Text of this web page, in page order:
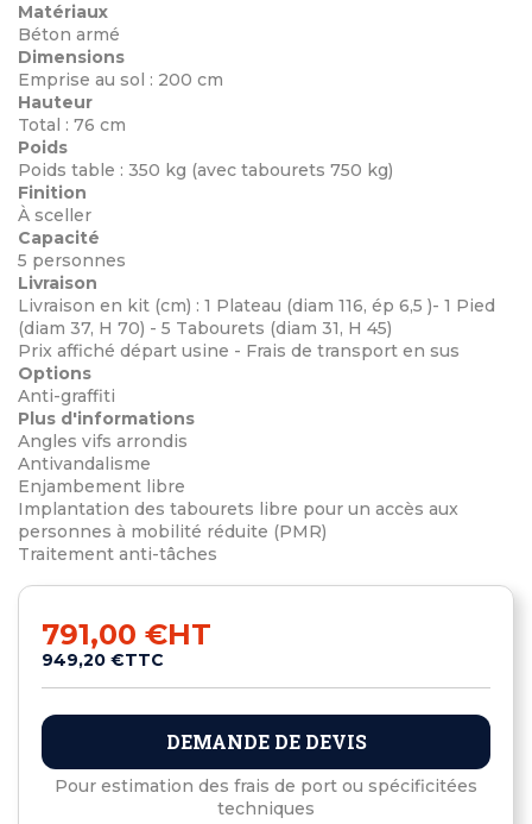
Matériaux
Béton armé
Dimensions
Emprise au sol : 200 cm
Hauteur
Total : 76 cm
Poids
Poids table : 350 kg (avec tabourets 750 kg)
Finition
À sceller
Capacité
5 personnes
Livraison
Livraison en kit (cm) : 1 Plateau (diam 116, ép 6,5 )- 1 Pied
(diam 37, H 70) - 5 Tabourets (diam 31, H 45)
Prix affiché départ usine - Frais de transport en sus
Options
Anti-graffiti
Plus d'informations
Angles vifs arrondis
Antivandalisme
Enjambement libre
Implantation des tabourets libre pour un accès aux
personnes à mobilité réduite (PMR)
Traitement anti-tâches
791,00 €HT
949,20 €TTC
DEMANDE DE DEVIS
Pour estimation des frais de port ou spécificitées
techniques